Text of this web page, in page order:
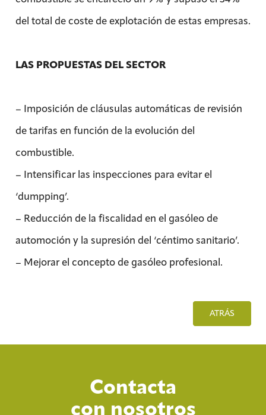
del total de coste de explotación de estas empresas.
LAS PROPUESTAS DEL SECTOR
– Imposición de cláusulas automáticas de revisión
de tarifas en función de la evolución del
combustible.
– Intensificar las inspecciones para evitar el
‘dumpping’.
– Reducción de la fiscalidad en el gasóleo de
automoción y la supresión del ‘céntimo sanitario’.
– Mejorar el concepto de gasóleo profesional.
ATRÁS
Contacta
con nosotros